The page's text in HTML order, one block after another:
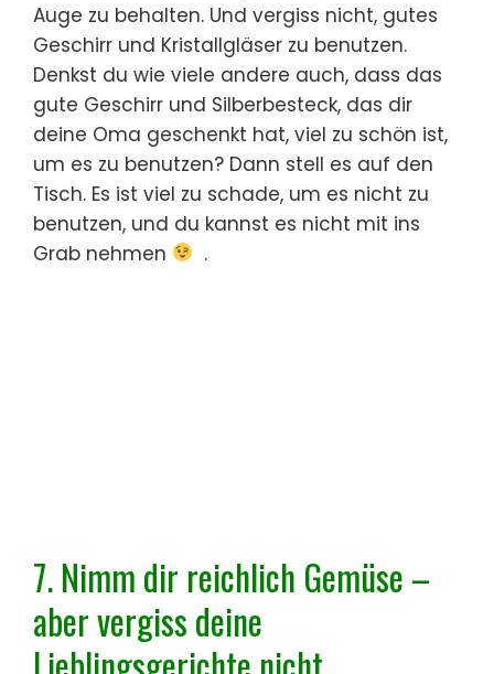
Auge zu behalten. Und vergiss nicht, gutes
Geschirr und Kristallgläser zu benutzen.
Denkst du wie viele andere auch, dass das
gute Geschirr und Silberbesteck, das dir
deine Oma geschenkt hat, viel zu schön ist,
um es zu benutzen? Dann stell es auf den
Tisch. Es ist viel zu schade, um es nicht zu
benutzen, und du kannst es nicht mit ins
Grab nehmen
.
7. Nimm dir reichlich Gemüse –
aber vergiss deine